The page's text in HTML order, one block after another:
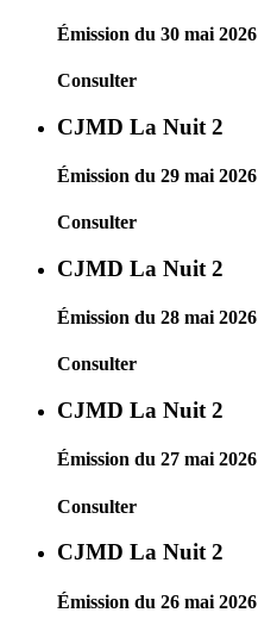
Émission du 30 mai 2026
Consulter
CJMD La Nuit 2
Émission du 29 mai 2026
Consulter
CJMD La Nuit 2
Émission du 28 mai 2026
Consulter
CJMD La Nuit 2
Émission du 27 mai 2026
Consulter
CJMD La Nuit 2
Émission du 26 mai 2026